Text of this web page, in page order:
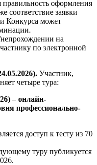
правильность оформления
соответствие заявки
Конкурса может
на
по электронной
Участник,
четыре тура:
– онлайн-
профессионально-
доступ к тесту из 70
туру публикуется